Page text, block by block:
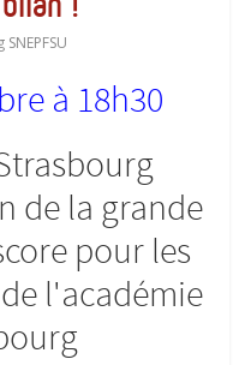
à 18h30
de la grande
pour les
l'académie